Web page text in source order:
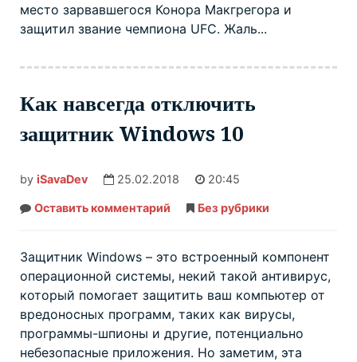
место зарвавшегося Конора Макгрегора и
защитил звание чемпиона UFC. Жаль...
Как навсегда отключить
защитник Windows 10
by iSavaDev 25.02.2018 20:45
Оставить комментарий Как
навсегда
Windows
10
Без рубрики
Защитник Windows – это встроенный компонент
операционной системы, некий такой антивирус,
который помогает защитить ваш компьютер от
вредоносных программ, таких как вирусы,
программы-шпионы и другие, потенциально
небезопасные приложения. Но заметим, эта